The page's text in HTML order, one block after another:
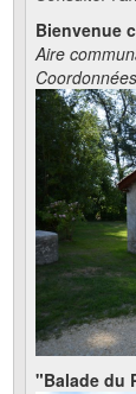
Bienvenue
Aire
"Balade du